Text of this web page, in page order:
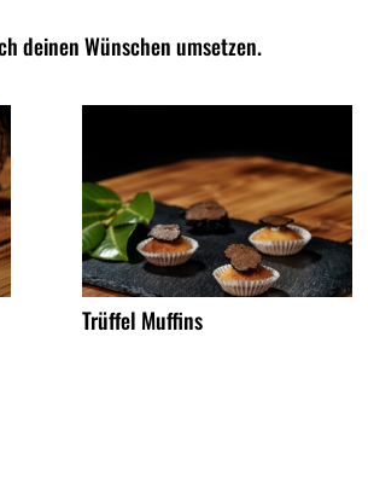
deinen Wünschen umsetzen.
Trüffel Muffins